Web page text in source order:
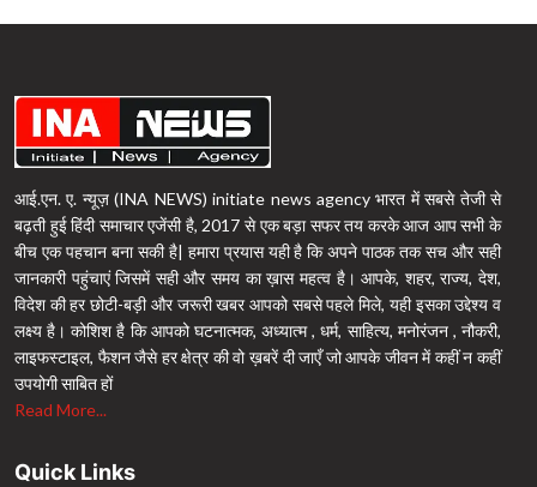
आई.एन. ए. न्यूज़ (INA NEWS) initiate news agency भारत में सबसे तेजी से
बढ़ती हुई हिंदी समाचार एजेंसी है, 2017 से एक बड़ा सफर तय करके आज आप सभी के
बीच एक पहचान बना सकी है| हमारा प्रयास यही है कि अपने पाठक तक सच और सही
जानकारी पहुंचाएं जिसमें सही और समय का ख़ास महत्व है। आपके, शहर, राज्य, देश,
विदेश की हर छोटी-बड़ी और जरूरी खबर आपको सबसे पहले मिले, यही इसका उद्देश्य व
लक्ष्य है। कोशिश है कि आपको घटनात्मक, अध्यात्म , धर्म, साहित्य, मनोरंजन , नौकरी,
लाइफस्टाइल, फैशन जैसे हर क्षेत्र की वो ख़बरें दी जाएँ जो आपके जीवन में कहीं न कहीं
उपयोगी साबित हों
Read More...
Quick Links